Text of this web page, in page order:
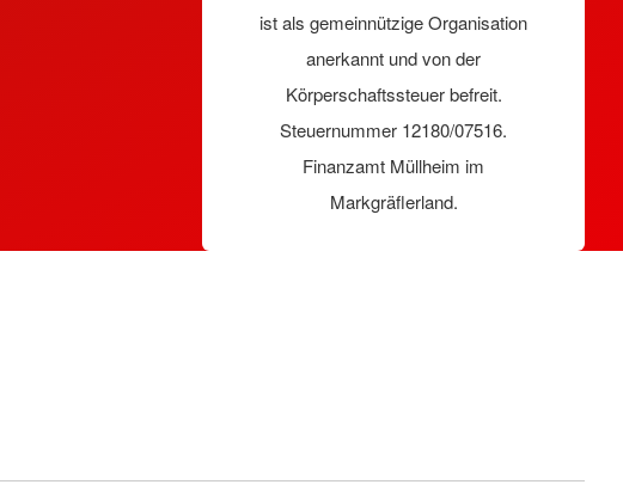
ist als gemeinnützige Organisation
anerkannt und von der
Körperschaftssteuer befreit.
Steuernummer 12180/07516.
Finanzamt Müllheim im
Markgräflerland.